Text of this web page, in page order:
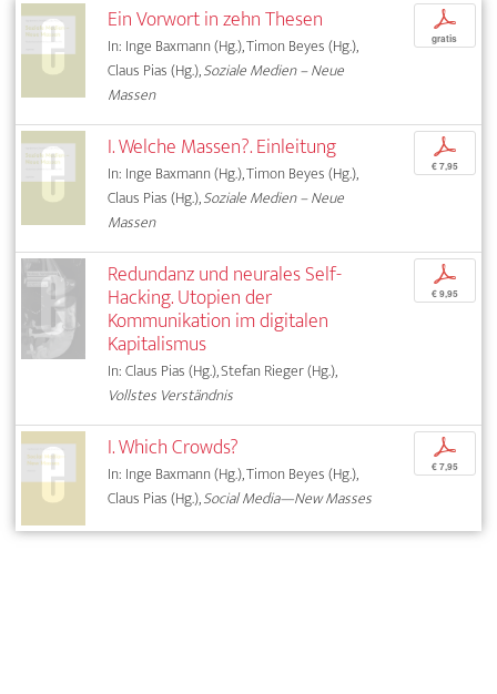
Ein Vorwort in zehn Thesen
In: Inge Baxmann (Hg.), Timon Beyes (Hg.),
Claus Pias (Hg.),Soziale Medien – Neue
Massen
p
gratis
I. Welche Massen?. Einleitung
In: Inge Baxmann (Hg.), Timon Beyes (Hg.),
Claus Pias (Hg.),Soziale Medien – Neue
Massen
p
€ 7,95
Redundanz und neurales Self-
Hacking. Utopien der
Kommunikation im digitalen
Kapitalismus
In: Claus Pias (Hg.), Stefan Rieger (Hg.),
Vollstes Verständnis
p
€ 9,95
I. Which Crowds?
In: Inge Baxmann (Hg.), Timon Beyes (Hg.),
Claus Pias (Hg.),Social Media—New Masses
p
€ 7,95